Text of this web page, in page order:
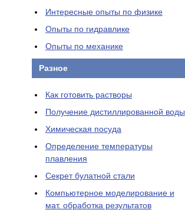
Интересные опыты по физике
Опыты по гидравлике
Опыты по механике
Разное
Как готовить растворы
Получение дистиллированной воды
Химическая посуда
Определение температуры
плавления
Секрет булатной стали
Компьютерное моделирование и
мат. обработка результатов